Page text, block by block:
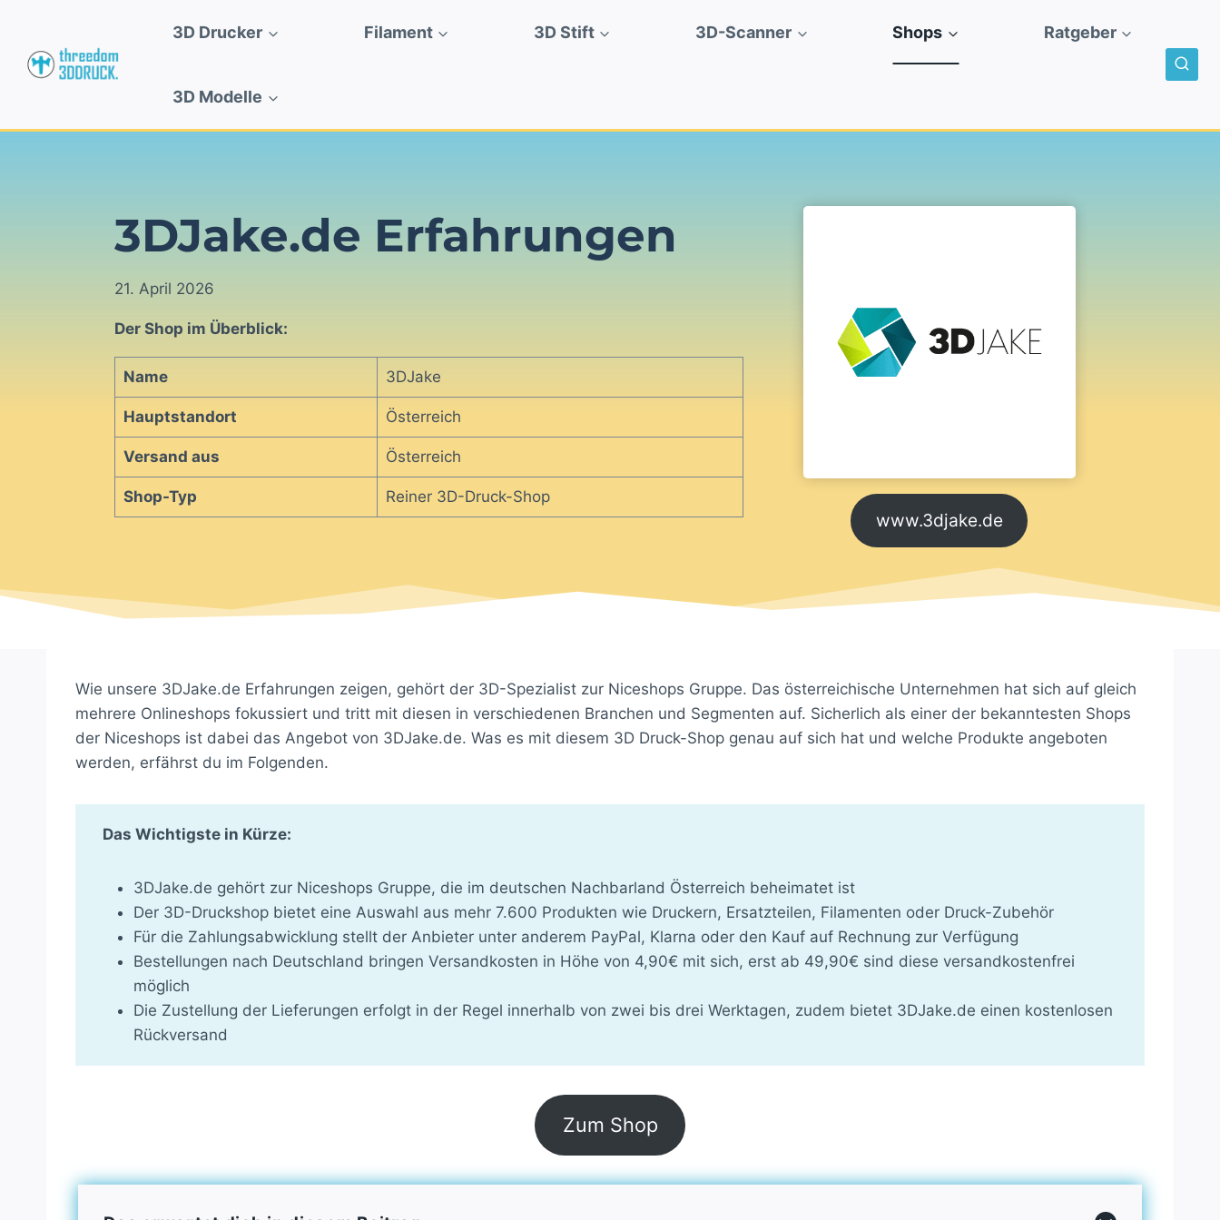
springen
3D Drucker Filament 3D Stift 3D-Scanner Shops Ratgeber
3D Modelle
3DJake.de Erfahrungen
21. April 2026
Der Shop im Überblick:
Name 3DJake
Hauptstandort Österreich
Versand aus Österreich
Shop-Typ Reiner 3D-Druck-Shop
www.3djake.de
Wie unsere 3DJake.de Erfahrungen zeigen, gehört der 3D-Spezialist zur Niceshops Gruppe. Das österreichische Unternehmen hat sich auf gleich
mehrere Onlineshops fokussiert und tritt mit diesen in verschiedenen Branchen und Segmenten auf. Sicherlich als einer der bekanntesten Shops
der Niceshops ist dabei das Angebot von 3DJake.de. Was es mit diesem 3D Druck-Shop genau auf sich hat und welche Produkte angeboten
werden, erfährst du im Folgenden.
Das Wichtigste in Kürze:
3DJake.de gehört zur Niceshops Gruppe, die im deutschen Nachbarland Österreich beheimatet ist
Der 3D-Druckshop bietet eine Auswahl aus mehr 7.600 Produkten wie Druckern, Ersatzteilen, Filamenten oder Druck-Zubehör
Für die Zahlungsabwicklung stellt der Anbieter unter anderem PayPal, Klarna oder den Kauf auf Rechnung zur Verfügung
Bestellungen nach Deutschland bringen Versandkosten in Höhe von 4,90€ mit sich, erst ab 49,90€ sind diese versandkostenfrei
möglich
Die Zustellung der Lieferungen erfolgt in der Regel innerhalb von zwei bis drei Werktagen, zudem bietet 3DJake.de einen kostenlosen
Rückversand
Zum Shop